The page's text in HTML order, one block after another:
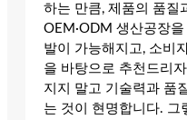
하는 만큼, 제품의 품질
OEM·ODM 생산공장
발이 가능해지고, 소비
을 바탕으로 추천드리
지지 말고 기술력과 품
는 것이 현명합니다. 그